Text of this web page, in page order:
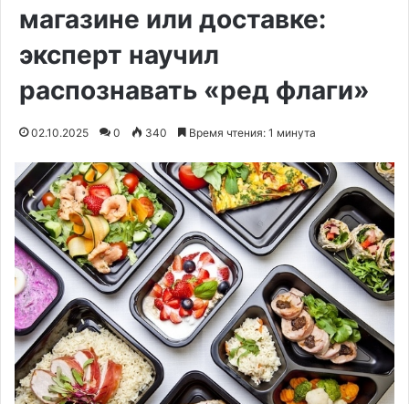
магазине или доставке:
эксперт научил
распознавать «ред флаги»
02.10.2025 0 340 Время чтения: 1 минута